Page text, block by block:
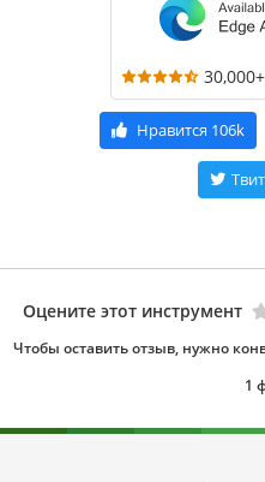
Нравится 106k
Оцените этот инструмент
Чтобы оставить отзыв, нужно
1